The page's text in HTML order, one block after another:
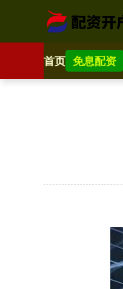
首页 免息配资